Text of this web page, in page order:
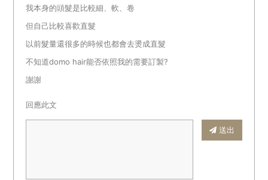
我本身的頭髮是比較細、軟、卷
但自己比較喜歡直髮
以前髮量還很多的時候也都會去燙成直髮
不知道domo hair能否依照我的需要訂製?
謝謝
回應此文
送出